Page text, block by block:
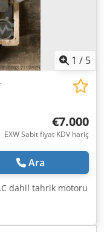
1 / 5
€7.000
EXW Sabit fiyat KDV hariç
Ara
dahil tahrik motoru